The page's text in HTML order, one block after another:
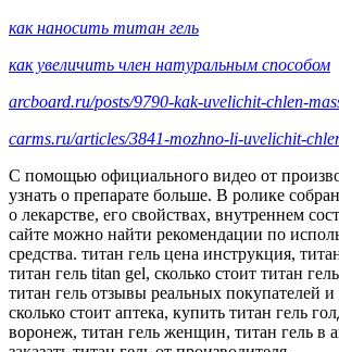
как наносить титан гель
как увеличить член натуральным способом
arcboard.ru/posts/9790-kak-uvelichit-chlen-
carms.ru/articles/3841-mozhno-li-uvelichit-
С помощью официального видео от
узнать о препарате больше. В ролике
о лекарстве, его свойствах, внутреннем
сайте можно найти рекомендации по
средства. титан гель цена инструкция,
титан гель titan gel, сколько стоит титан
титан гель отзывы реальных покупателей и
сколько стоит аптека, купить титан гель
воронеж, титан гель женщин, титан гель в